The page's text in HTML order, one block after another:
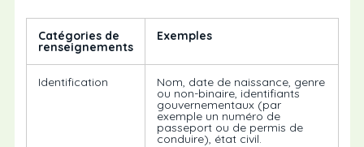
Catégories de
renseignements
Exemples
Identification Nom, date de naissance, genre
ou non-binaire, identifiants
gouvernementaux (par
exemple un numéro de
passeport ou de permis de
conduire), état civil.